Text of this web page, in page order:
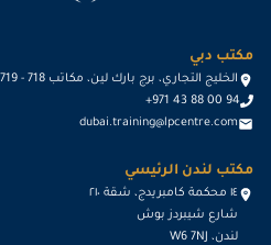
مكتب دبي
الخليج التجاري، برج بارك لين، مكاتب 718 - 719
+971 43 88 00 94
dubai.training@lpcentre.com
مكتب لندن الرئيسي
١٤ محكمة كامبريدج، شقة ٢١٠
شارع شيبردز بوش
لندن، W6 7NJ